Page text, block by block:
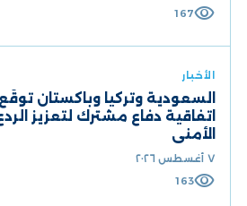
visibility
167
الأخبار
السعودية وتركيا وباكستان توقّع
اتفاقية دفاع مشترك لتعزيز
الأمني
٧ أغسطس ٢٠٢٦
visibility
163